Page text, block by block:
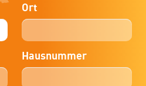
Ort
Hausnummer